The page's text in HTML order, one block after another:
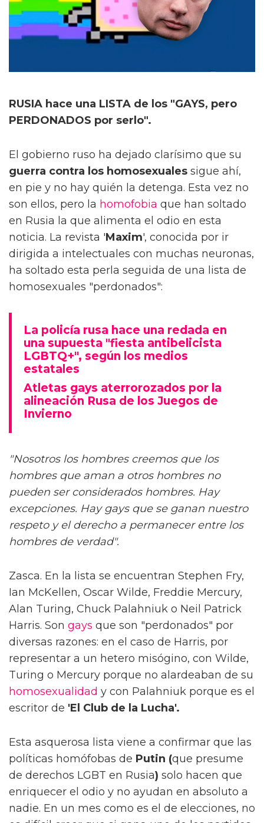
RUSIA hace una LISTA de los "GAYS, pero
PERDONADOS por serlo".
El gobierno ruso ha dejado clarísimo que su
guerra contra los homosexuales sigue ahí,
en pie y no hay quién la detenga. Esta vez no
son ellos, pero la homofobia que han soltado
en Rusia la que alimenta el odio en esta
noticia. La revista 'Maxim', conocida por ir
dirigida a intelectuales con muchas neuronas,
ha soltado esta perla seguida de una lista de
homosexuales "perdonados":
La policía rusa hace una redada en
una supuesta "fiesta antibelicista
LGBTQ+", según los medios
estatales
Atletas gays aterrorozados por la
alineación Rusa de los Juegos de
Invierno
"Nosotros los hombres creemos que los
hombres que aman a otros hombres no
pueden ser considerados hombres. Hay
excepciones. Hay gays que se ganan nuestro
respeto y el derecho a permanecer entre los
hombres de verdad".
Zasca. En la lista se encuentran Stephen Fry,
Ian McKellen, Oscar Wilde, Freddie Mercury,
Alan Turing, Chuck Palahniuk o Neil Patrick
Harris. Son gays que son "perdonados" por
diversas razones: en el caso de Harris, por
representar a un hetero misógino, con Wilde,
Turing o Mercury porque no alardeaban de su
homosexualidad y con Palahniuk porque es el
escritor de 'El Club de la Lucha'.
Esta asquerosa lista viene a confirmar que las
políticas homófobas de Putin (que presume
de derechos LGBT en Rusia) solo hacen que
enriquecer el odio y no ayudan en absoluto a
nadie. En un mes como es el de elecciones, no